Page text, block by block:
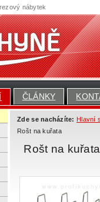
ČLÁNKY
Zde se nacházíte: Hlavní
Rošt na kuřata
Rošt na
nábytek